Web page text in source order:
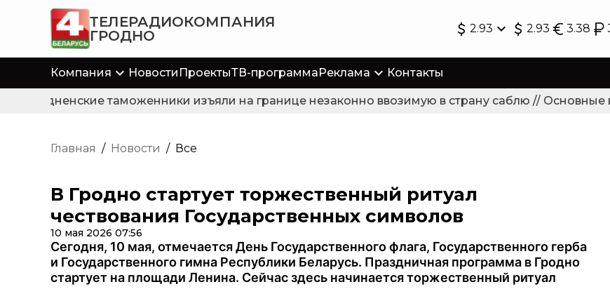
ТЕЛЕРАДИОКОМПАНИЯ
ГРОДНО
2.93 2.93 3.38
Компания Новости ПроектыТВ-программаРеклама Контакты
Гродненские таможенники изъяли на границе незаконно ввозимую в страну саблю //
Главная / Новости / Все
В Гродно стартует торжественный ритуал
чествования Государственных символов
10 мая 2026 07:56
Сегодня, 10 мая, отмечается День Государственного флага, Государственного герба
и Государственного гимна Республики Беларусь. Праздничная программа в Гродно
стартует на площади Ленина. Сейчас здесь начинается торжественный ритуал